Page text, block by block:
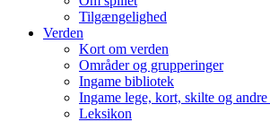
Tilgængelighed
Verden
Kort om verden
Områder og grupperinger
Ingame bibliotek
Ingame lege, kort, skilte og
Leksikon